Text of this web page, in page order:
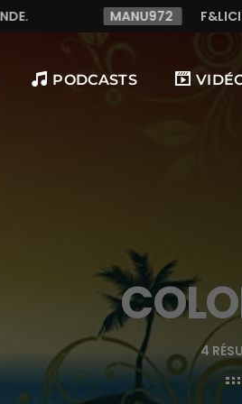
F&LICITATION J'AI DECOUVERT
PODCASTS
4